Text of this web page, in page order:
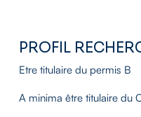
PROFIL
Etre titulaire du permis B
A minima être titulaire du